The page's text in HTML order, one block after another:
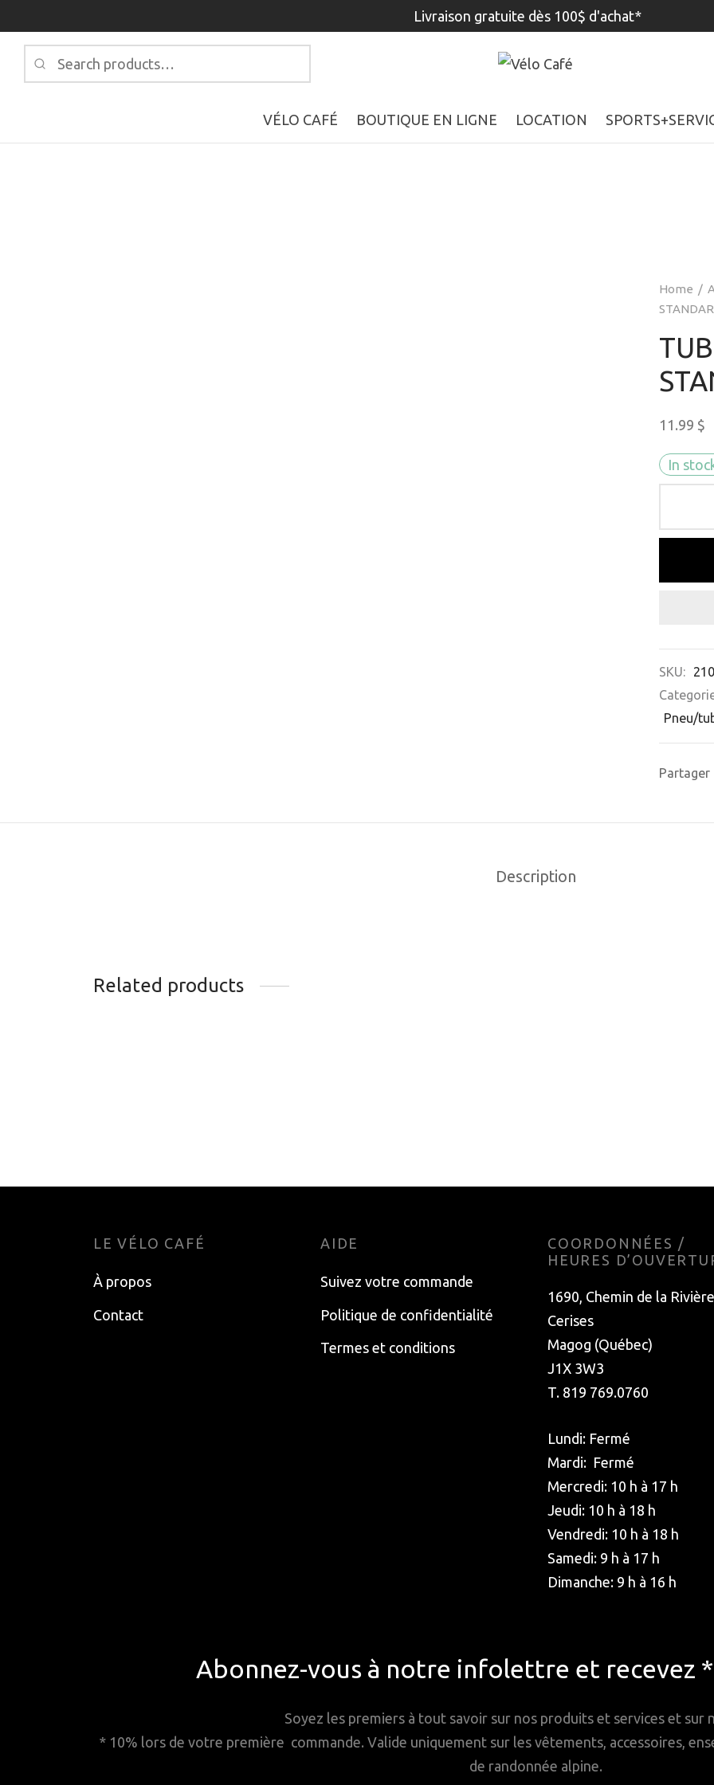
Livraison gratuite dès 100$ d'achat*
Search
for:
VÉLO CAFÉ BOUTIQUE EN LIGNE LOCATION
Home /
11.99 $
In
SKU:
Pneu/
Partager
Description
Related products
Add to cart
Add to cart
Add to cart
LE VÉLO CAFÉ
À propos
Contact
AIDE
Suivez votre commande
Politique de confidentialité
Termes et conditions
COORDONNÉES /
HEURES
1690, Chemin de la
Cerises
Magog (Québec)
J1X 3W3
T. 819 769.0760
Lundi: Fermé
Mardi: Fermé
Mercredi: 10 h à 17 h
Jeudi: 10 h à 18 h
Vendredi: 10 h à 18 h
Samedi: 9 h à 17 h
Dimanche: 9 h à 16 h
Abonnez-vous à notre infolettre et recevez
Soyez les premiers à tout savoir sur nos produits et services et sur
* 10% lors de votre première commande. Valide uniquement sur les vêtements, accessoires,
de randonnée alpine.